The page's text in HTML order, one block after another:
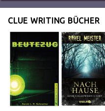
CLUE WRITING BÜCHER